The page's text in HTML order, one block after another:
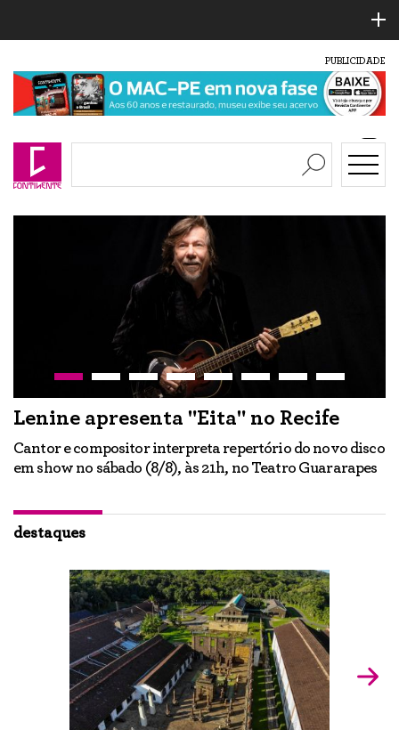
PUBLICIDADE
Lenine apresenta "Eita" no Recife
Cantor e compositor interpreta repertório do novo disco
em show no sábado (8/8), às 21h, no Teatro Guararapes
destaques